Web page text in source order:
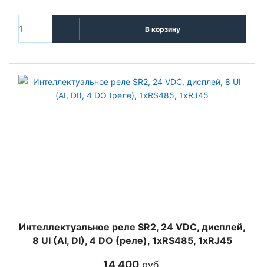
В корзину
Интеллектуальное реле SR2, 24 VDC, дисплей,
8 UI (AI, DI), 4 DO (реле), 1xRS485, 1xRJ45